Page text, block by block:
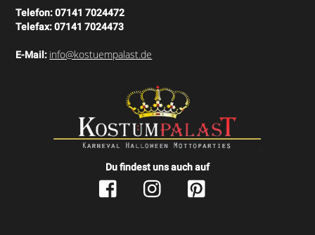
Telefon:07141 7024472
Telefax:07141 7024473
E-Mail: info@kostuempalast.de
Du findest uns auch auf